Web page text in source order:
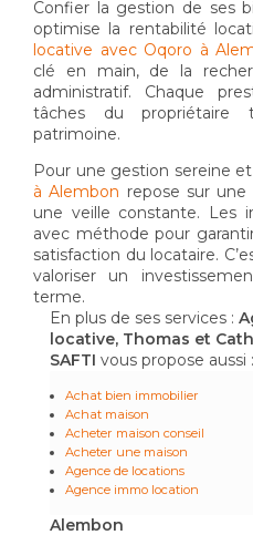
Confier la gestion de ses
optimise la rentabilité
locative avec Oqoro à
clé en main, de la
administratif. Chaque
tâches du propriétaire
patrimoine.
Pour une gestion sereine et
à Alembon repose sur
une veille constante. Les
avec méthode pour
satisfaction du locataire.
valoriser un
terme.
En plus de ses services :
locative, Thomas et
SAFTI vous propose aussi :
Achat bien immobilier
Achat maison
Acheter maison conseil
Acheter une maison
Agence de locations
Agence immo location
Alembon